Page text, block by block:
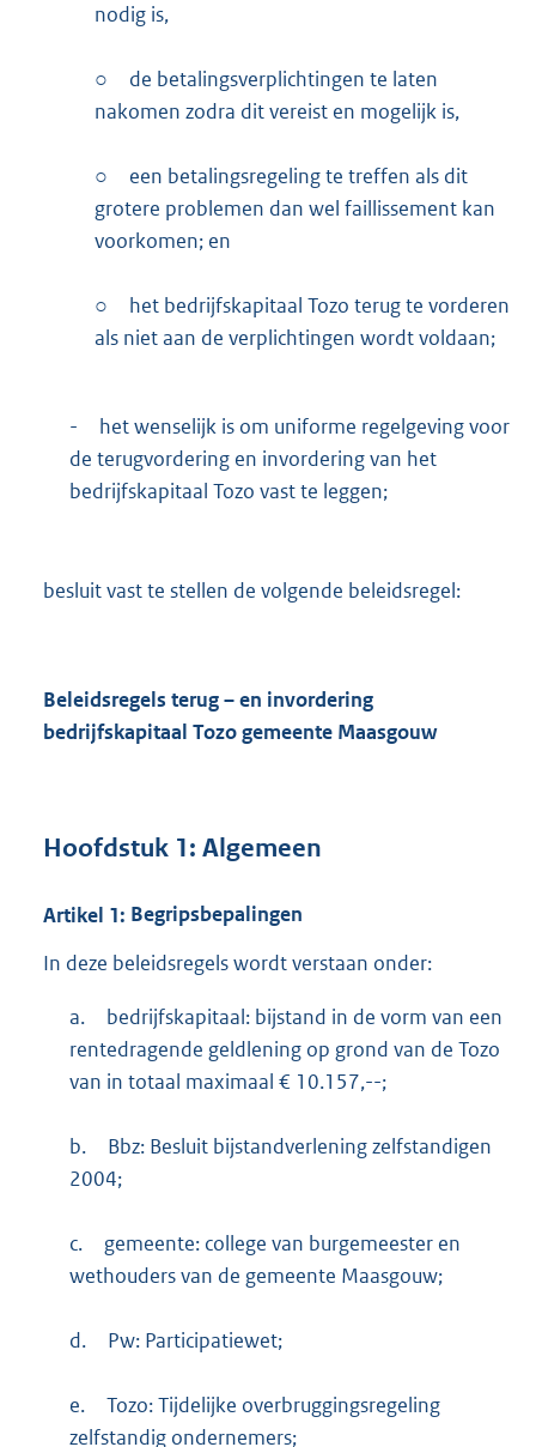
nodig is,
○
de betalingsverplichtingen te laten
nakomen zodra dit vereist en mogelijk is,
○
een betalingsregeling te treffen als dit
grotere problemen dan wel faillissement kan
voorkomen; en
○
het bedrijfskapitaal Tozo terug te vorderen
als niet aan de verplichtingen wordt voldaan;
-
het wenselijk is om uniforme regelgeving voor
de terugvordering en invordering van het
bedrijfskapitaal Tozo vast te leggen;
besluit vast te stellen de volgende beleidsregel:
Beleidsregels terug – en invordering
bedrijfskapitaal Tozo gemeente Maasgouw
Hoofdstuk 1: Algemeen
Artikel 1: Begripsbepalingen
In deze beleidsregels wordt verstaan onder:
a.
bedrijfskapitaal: bijstand in de vorm van een
rentedragende geldlening op grond van de Tozo
van in totaal maximaal € 10.157,--;
b.
Bbz: Besluit bijstandverlening zelfstandigen
2004;
c.
gemeente: college van burgemeester en
wethouders van de gemeente Maasgouw;
d. Pw: Participatiewet;
e.
Tozo: Tijdelijke overbruggingsregeling
zelfstandig ondernemers;